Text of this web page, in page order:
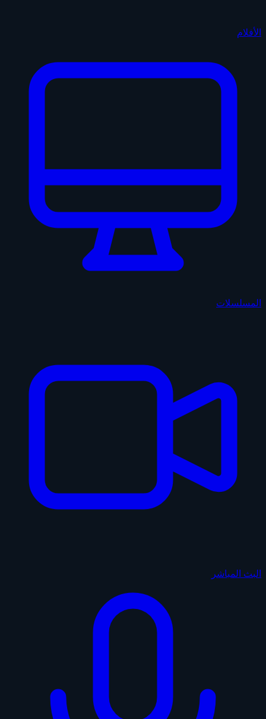
الأفلام
المسلسلات
البث المباشر